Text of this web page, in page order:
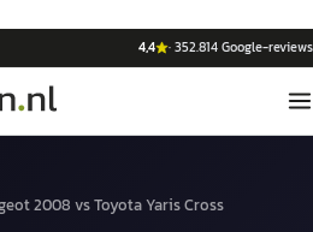
4,4 ·352.814Google-reviews
2008 vsToyota Yaris Cross